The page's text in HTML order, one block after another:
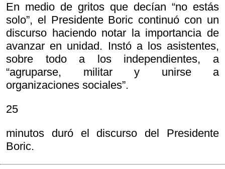
En medio de gritos que decían “no estás
solo”, el Presidente Boric continuó con un
discurso haciendo notar la importancia de
avanzar en unidad. Instó a los asistentes,
sobre todo a los independientes, a
“agruparse, militar y unirse a
organizaciones sociales”.
25
minutos duró el discurso del Presidente
Boric.